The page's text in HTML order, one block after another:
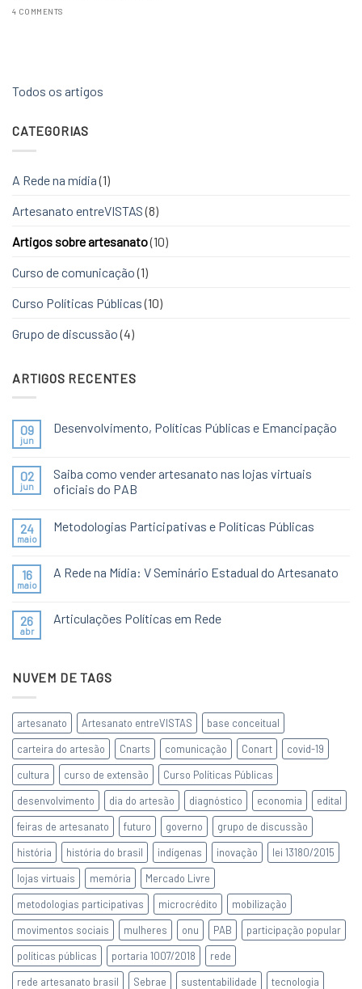
4 COMMENTS
Todos os artigos
CATEGORIAS
A Rede na mídia(1)
Artesanato entreVISTAS(8)
Artigos sobre artesanato(10)
Curso de comunicação(1)
Curso Políticas Públicas(10)
Grupo de discussão(4)
ARTIGOS RECENTES
09
jun
Desenvolvimento, Políticas Públicas e Emancipação
02
jun
Saiba como vender artesanato nas lojas virtuais
oficiais do PAB
24
maio
Metodologias Participativas e Políticas Públicas
16
maio
A Rede na Mídia: V Seminário Estadual do Artesanato
26
abr
Articulações Políticas em Rede
NUVEM DE TAGS
artesanato Artesanato entreVISTAS
base conceitual
carteira do artesão
Cnarts comunicação Conart
covid-19
cultura
curso de extensão
Curso Políticas Públicas
desenvolvimento
dia do artesão diagnóstico economia
edital
feiras de artesanato
futuro governo
grupo de discussão
história
história do brasil indígenas inovação
lei 13180/2015
lojas virtuais
memória
Mercado Livre
metodologias participativas
microcrédito
mobilização
movimentos sociais
mulheres onu PAB
participação popular
políticas públicas
portaria 1007/2018
rede
rede artesanato brasil
Sebrae sustentabilidade
tecnologia